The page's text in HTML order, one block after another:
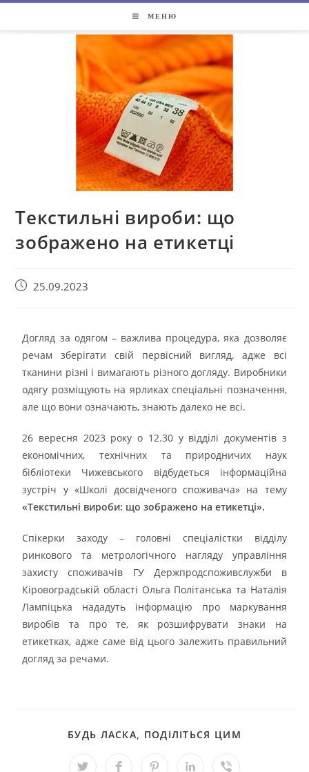
МЕНЮ
Текстильні вироби: що
зображено на етикетці
25.09.2023
Догляд за одягом – важлива процедура, яка дозволяє
речам зберігати свій первісний вигляд, адже всі
тканини різні і вимагають різного догляду. Виробники
одягу розміщують на ярликах спеціальні позначення,
але що вони означають, знають далеко не всі.
26 вересня 2023 року о 12.30 у відділі документів з
економічних, технічних та природничих наук
бібліотеки Чижевського відбудеться інформаційна
зустріч у «Школі досвідченого споживача» на тему
«Текстильні вироби: що зображено на етикетці».
Спікерки заходу – головні спеціалістки відділу
ринкового та метрологічного нагляду управління
захисту споживачів ГУ Держпродспоживслужби в
Кіровоградській області Ольга Політанська та Наталія
Лампіцька нададуть інформацію про маркування
виробів та про те, як розшифрувати знаки на
етикетках, адже саме від цього залежить правильний
догляд за речами.
БУДЬ ЛАСКА, ПОДІЛІТЬСЯ ЦИМ